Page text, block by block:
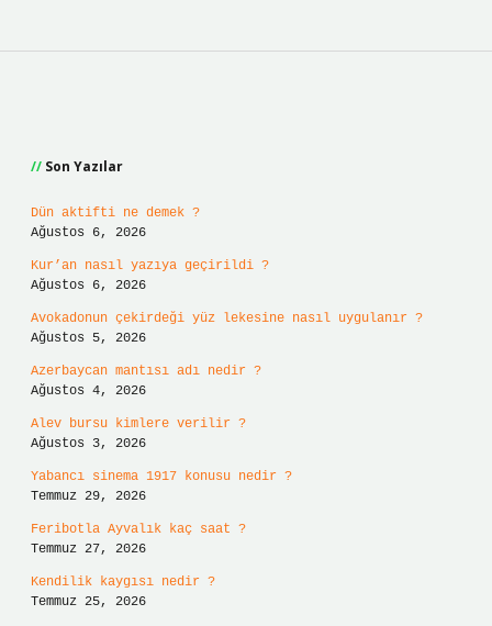
Son Yazılar
Dün aktifti ne demek ?
Ağustos 6, 2026
Kur’an nasıl yazıya geçirildi ?
Ağustos 6, 2026
Avokadonun çekirdeği yüz lekesine nasıl uygulanır ?
Ağustos 5, 2026
Azerbaycan mantısı adı nedir ?
Ağustos 4, 2026
Alev bursu kimlere verilir ?
Ağustos 3, 2026
Yabancı sinema 1917 konusu nedir ?
Temmuz 29, 2026
Feribotla Ayvalık kaç saat ?
Temmuz 27, 2026
Kendilik kaygısı nedir ?
Temmuz 25, 2026